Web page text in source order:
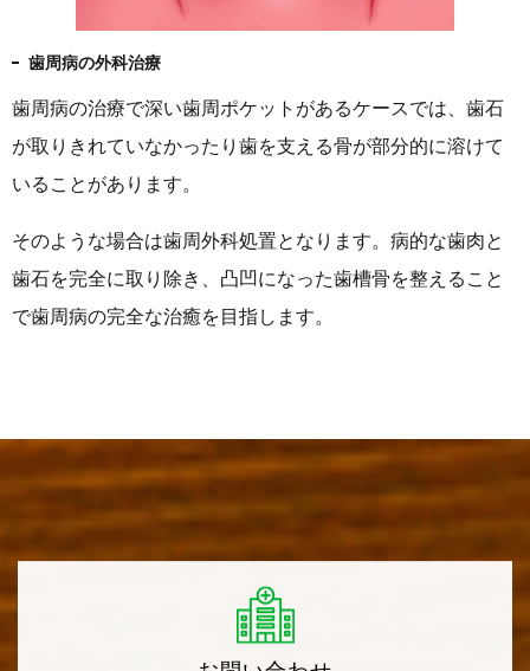
歯周病の外科治療
歯周病の治療で深い歯周ポケットがあるケースでは、歯石
が取りきれていなかったり歯を支える骨が部分的に溶けて
いることがあります。
そのような場合は歯周外科処置となります。病的な歯肉と
歯石を完全に取り除き、凸凹になった歯槽骨を整えること
で歯周病の完全な治癒を目指します。